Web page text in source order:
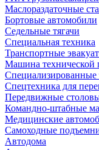
Маслораздаточные
Бортовые автомобили
Седельные тягачи
Специальная техника
Транспортные
Машина
Специализированные
Спецтехника для
Передвижные
Командно-штабные
Медицинские
Самоходные
Автодома